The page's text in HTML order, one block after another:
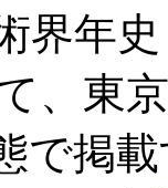
界年
、東
で掲